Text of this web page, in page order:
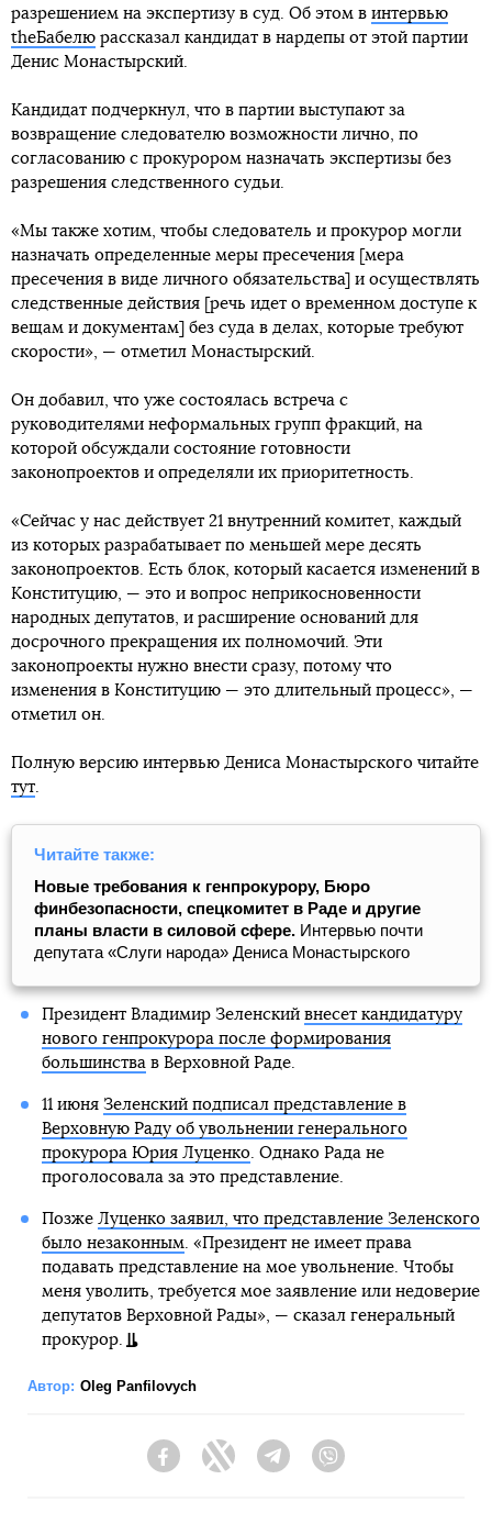
разрешением на экспертизу в суд. Об этом в интервью
theБабелю рассказал кандидат в нардепы от этой партии
Денис Монастырский.
Кандидат подчеркнул, что в партии выступают за
возвращение следователю возможности лично, по
согласованию с прокурором назначать экспертизы без
разрешения следственного судьи.
«Мы также хотим, чтобы следователь и прокурор могли
назначать определенные меры пресечения [мера
пресечения в виде личного обязательства] и осуществлять
следственные действия [речь идет о временном доступе к
вещам и документам] без суда в делах, которые требуют
скорости», — отметил Монастырский.
Он добавил, что уже состоялась встреча с
руководителями неформальных групп фракций, на
которой обсуждали состояние готовности
законопроектов и определяли их приоритетность.
«Сейчас у нас действует 21 внутренний комитет, каждый
из которых разрабатывает по меньшей мере десять
законопроектов. Есть блок, который касается изменений в
Конституцию, — это и вопрос неприкосновенности
народных депутатов, и расширение оснований для
досрочного прекращения их полномочий. Эти
законопроекты нужно внести сразу, потому что
изменения в Конституцию — это длительный процесс», —
отметил он.
Полную версию интервью Дениса Монастырского читайте
тут.
Читайте также:
Новые требования к генпрокурору, Бюро
финбезопасности, спецкомитет в Раде и другие
планы власти в силовой сфере. Интервью почти
депутата «Слуги народа» Дениса Монастырского
Президент Владимир Зеленский внесет кандидатуру
нового генпрокурора после формирования
большинствав Верховной Раде.
11 июня Зеленский подписал представление в
Верховную Раду об увольнении генерального
прокурора Юрия Луценко. Однако Рада не
проголосовала за это представление.
Позже Луценко заявил, что представление Зеленского
было незаконным. «Президент не имеет права
подавать представление на мое увольнение. Чтобы
меня уволить, требуется мое заявление или недоверие
депутатов Верховной Рады», — сказал генеральный
прокурор.
Автор: Oleg Panfilovych
FacebookTwitter Telegram